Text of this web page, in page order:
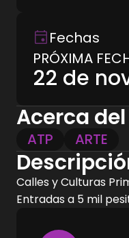
Fechas
PRÓXIMA
22 de
Acerca
ATP ARTE
Calles y Culturas
Entradas a 5 mil